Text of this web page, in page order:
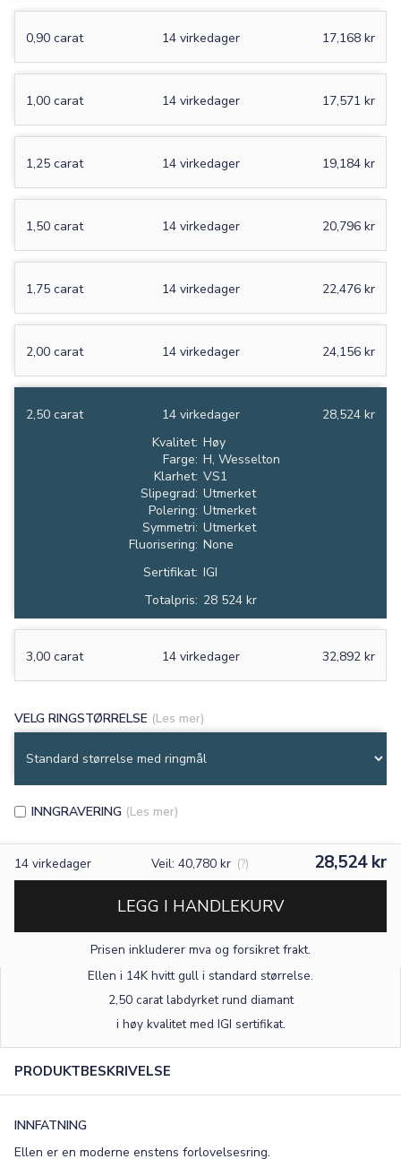
×
TEKST
FONT
0,90 carat 17,168 kr
14 virkedager
1,00 carat 17,571 kr
14 virkedager
1,25 carat 19,184 kr
14 virkedager
1,50 carat 20,796 kr
14 virkedager
1,75 carat 22,476 kr
14 virkedager
2,00 carat 24,156 kr
14 virkedager
2,50 carat 28,524 kr
14 virkedager
Kvalitet: Høy
Farge: H, Wesselton
Klarhet: VS1
Slipegrad: Utmerket
Polering: Utmerket
Symmetri: Utmerket
Fluorisering: None
Sertifikat: IGI
Totalpris: 28 524 kr
3,00 carat 32,892 kr
14 virkedager
VELG RINGSTØRRELSE (Les mer)
INNGRAVERING (Les mer)
14 virkedager Veil: 40,780 kr (?) 28,524 kr
LEGG I HANDLEKURV
Prisen inkluderer mva og forsikret frakt.
Ellen i 14K hvitt gull i standard størrelse.
2,50 carat labdyrket rund diamant
i høy kvalitet med IGI sertifikat.
PRODUKTBESKRIVELSE
INNFATNING
Ellen er en moderne enstens forlovelsesring.